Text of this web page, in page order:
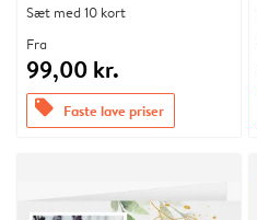
Sæt med 10 kort
Fra
99,00 kr.
offers Faste lave priser